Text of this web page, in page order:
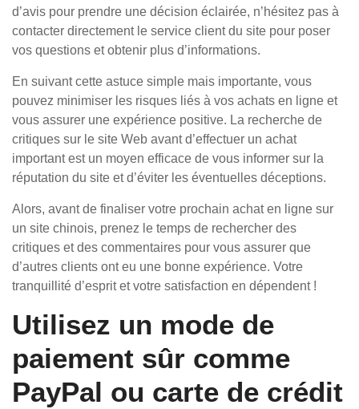
d’avis pour prendre une décision éclairée, n’hésitez pas à
contacter directement le service client du site pour poser
vos questions et obtenir plus d’informations.
En suivant cette astuce simple mais importante, vous
pouvez minimiser les risques liés à vos achats en ligne et
vous assurer une expérience positive. La recherche de
critiques sur le site Web avant d’effectuer un achat
important est un moyen efficace de vous informer sur la
réputation du site et d’éviter les éventuelles déceptions.
Alors, avant de finaliser votre prochain achat en ligne sur
un site chinois, prenez le temps de rechercher des
critiques et des commentaires pour vous assurer que
d’autres clients ont eu une bonne expérience. Votre
tranquillité d’esprit et votre satisfaction en dépendent !
Utilisez un mode de
paiement sûr comme
PayPal ou carte de crédit